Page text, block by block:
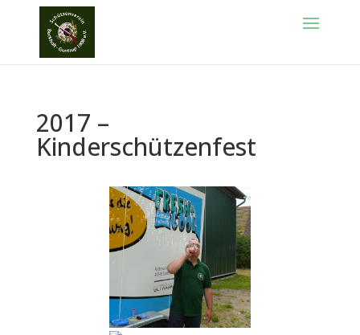
2017 –
Kinderschützenfest